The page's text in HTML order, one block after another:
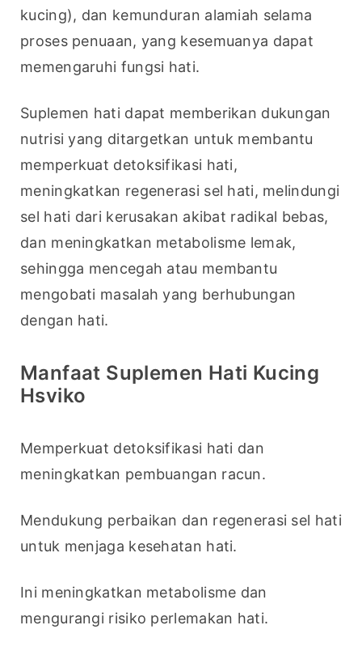
kucing), dan kemunduran alamiah selama
proses penuaan, yang kesemuanya dapat
memengaruhi fungsi hati.
Suplemen hati dapat memberikan dukungan
nutrisi yang ditargetkan untuk membantu
memperkuat detoksifikasi hati,
meningkatkan regenerasi sel hati, melindungi
sel hati dari kerusakan akibat radikal bebas,
dan meningkatkan metabolisme lemak,
sehingga mencegah atau membantu
mengobati masalah yang berhubungan
dengan hati.
Manfaat Suplemen Hati Kucing
Hsviko
Memperkuat detoksifikasi hati dan
meningkatkan pembuangan racun.
Mendukung perbaikan dan regenerasi sel hati
untuk menjaga kesehatan hati.
Ini meningkatkan metabolisme dan
mengurangi risiko perlemakan hati.